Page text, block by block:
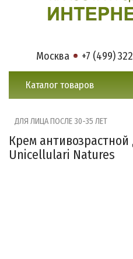
Москва +7 (499)
Каталог товаров
ДЛЯ ЛИЦА ПОСЛЕ 30-35 ЛЕТ
Крем антивозрастной
Unicellulari Natures